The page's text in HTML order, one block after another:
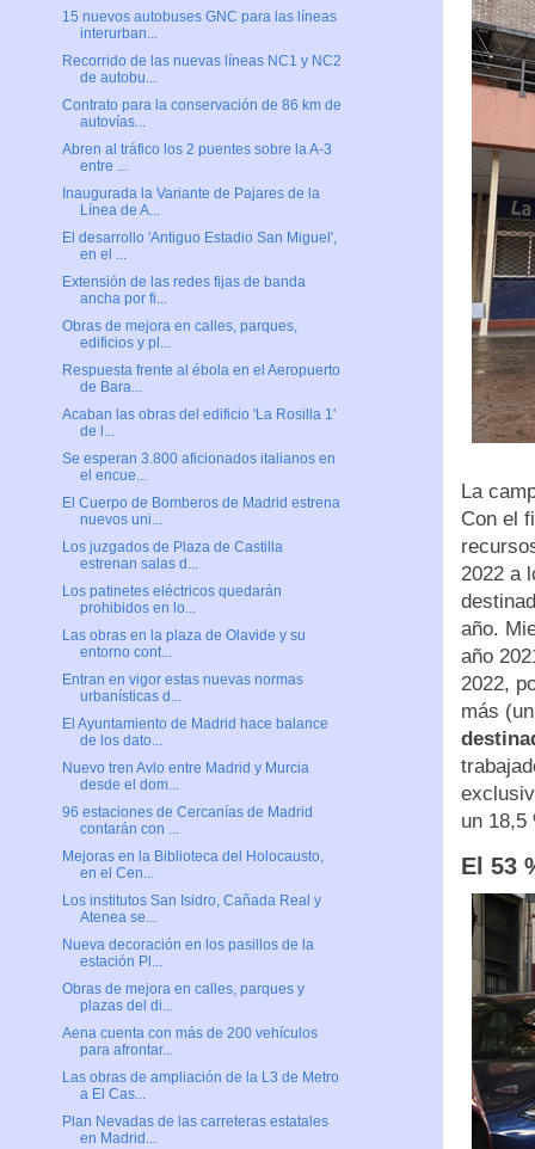
La
Con el
2022 a
año.
año
2022,
más
un
El 53
15 nuevos autobuses GNC para las líneas
interurban...
Recorrido de las nuevas líneas NC1 y NC2
de autobu...
Contrato para la conservación de 86 km de
autovías...
Abren al tráfico los 2 puentes sobre la A-3
entre ...
Inaugurada la Variante de Pajares de la
Línea de A...
El desarrollo 'Antiguo Estadio San Miguel',
en el ...
Extensión de las redes fijas de banda
ancha por fi...
Obras de mejora en calles, parques,
edificios y pl...
Respuesta frente al ébola en el Aeropuerto
de Bara...
Acaban las obras del edificio ​'La Rosilla 1'
de l...
Se esperan 3.800 aficionados italianos en
el encue...
El Cuerpo de Bomberos de Madrid estrena
nuevos uni...
Los juzgados de Plaza de Castilla
estrenan salas d...
Los patinetes eléctricos quedarán
prohibidos en lo...
Las obras en la plaza de Olavide y su
entorno cont...
Entran en vigor estas nuevas normas
urbanísticas d...
El Ayuntamiento de Madrid hace balance
de los dato...
Nuevo tren Avlo entre Madrid y Murcia
desde el dom...
96 estaciones de Cercanías de Madrid
contarán con ...
Mejoras en la Biblioteca del Holocausto,
en el Cen...
Los institutos San Isidro, Cañada Real y
Atenea se...
Nueva decoración en los pasillos de la
estación Pl...
Obras de mejora en calles, parques y
plazas del di...
Aena cuenta con más de 200 vehículos
para afrontar...
Las obras de ampliación de la L3 de Metro
a El Cas...
Plan Nevadas de las carreteras estatales
en Madrid...